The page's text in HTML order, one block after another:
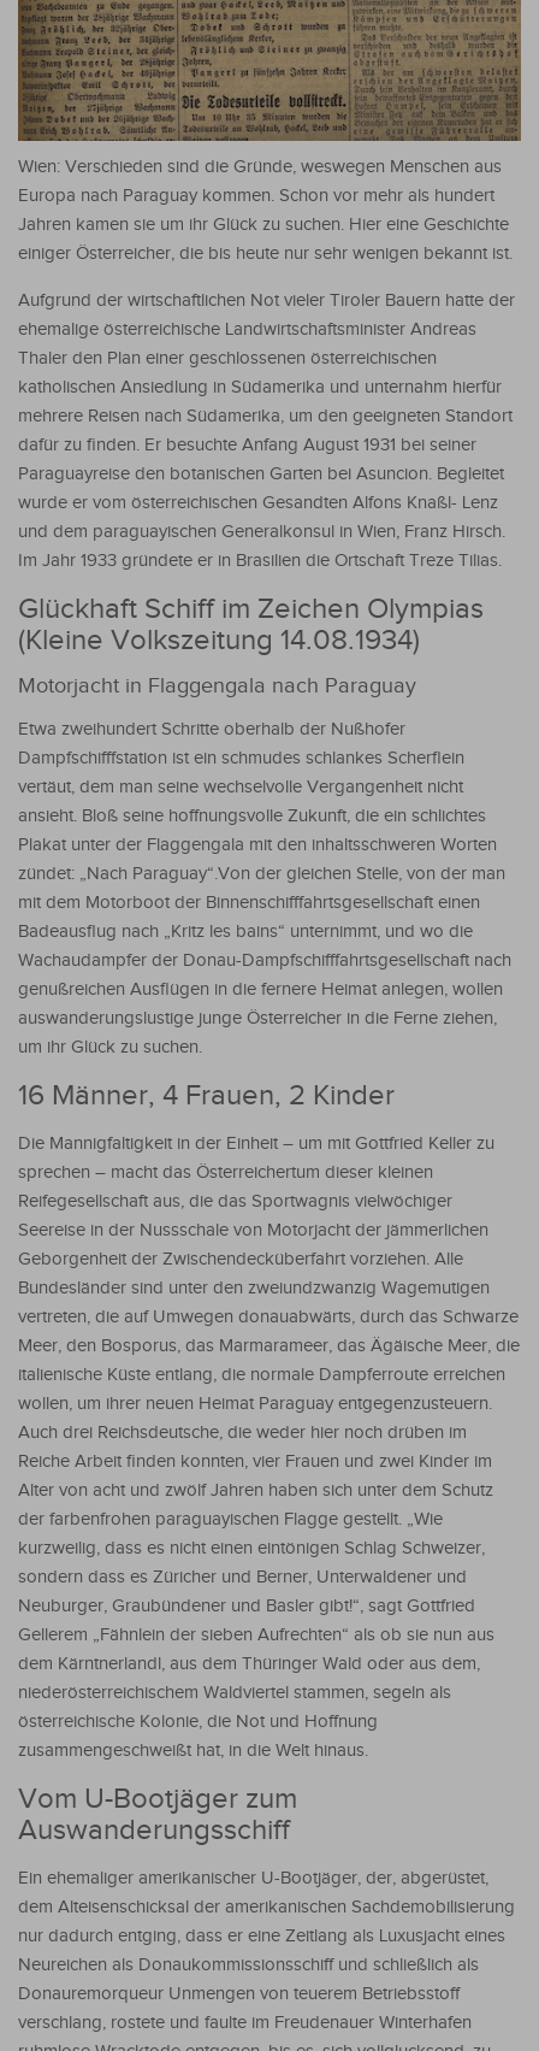
Wien: Verschieden sind die Gründe, weswegen Menschen aus
Europa nach Paraguay kommen. Schon vor mehr als hundert
Jahren kamen sie um ihr Glück zu suchen. Hier eine Geschichte
einiger Österreicher, die bis heute nur sehr wenigen bekannt ist.
Aufgrund der wirtschaftlichen Not vieler Tiroler Bauern hatte der
ehemalige österreichische Landwirtschaftsminister Andreas
Thaler den Plan einer geschlossenen österreichischen
katholischen Ansiedlung in Südamerika und unternahm hierfür
mehrere Reisen nach Südamerika, um den geeigneten Standort
dafür zu finden. Er besuchte Anfang August 1931 bei seiner
Paraguayreise den botanischen Garten bei Asuncion. Begleitet
wurde er vom österreichischen Gesandten Alfons Knaßl- Lenz
und dem paraguayischen Generalkonsul in Wien, Franz Hirsch.
Im Jahr 1933 gründete er in Brasilien die Ortschaft Treze Tilias.
Glückhaft Schiff im Zeichen Olympias
(Kleine Volkszeitung 14.08.1934)
Motorjacht in Flaggengala nach Paraguay
Etwa zweihundert Schritte oberhalb der Nußhofer
Dampfschifffstation ist ein schmudes schlankes Scherflein
vertäut, dem man seine wechselvolle Vergangenheit nicht
ansieht. Bloß seine hoffnungsvolle Zukunft, die ein schlichtes
Plakat unter der Flaggengala mit den inhaltsschweren Worten
zündet: „Nach Paraguay“.Von der gleichen Stelle, von der man
mit dem Motorboot der Binnenschifffahrtsgesellschaft einen
Badeausflug nach „Kritz les bains“ unternimmt, und wo die
Wachaudampfer der Donau-Dampfschifffahrtsgesellschaft nach
genußreichen Ausflügen in die fernere Heimat anlegen, wollen
auswanderungslustige junge Österreicher in die Ferne ziehen,
um ihr Glück zu suchen.
16 Männer, 4 Frauen, 2 Kinder
Die Mannigfaltigkeit in der Einheit – um mit Gottfried Keller zu
sprechen – macht das Österreichertum dieser kleinen
Reifegesellschaft aus, die das Sportwagnis vielwöchiger
Seereise in der Nussschale von Motorjacht der jämmerlichen
Geborgenheit der Zwischendecküberfahrt vorziehen. Alle
Bundesländer sind unter den zweiundzwanzig Wagemutigen
vertreten, die auf Umwegen donauabwärts, durch das Schwarze
Meer, den Bosporus, das Marmarameer, das Ägäische Meer, die
italienische Küste entlang, die normale Dampferroute erreichen
wollen, um ihrer neuen Heimat Paraguay entgegenzusteuern.
Auch drei Reichsdeutsche, die weder hier noch drüben im
Reiche Arbeit finden konnten, vier Frauen und zwei Kinder im
Alter von acht und zwölf Jahren haben sich unter dem Schutz
der farbenfrohen paraguayischen Flagge gestellt. „Wie
kurzweilig, dass es nicht einen eintönigen Schlag Schweizer,
sondern dass es Züricher und Berner, Unterwaldener und
Neuburger, Graubündener und Basler gibt!“, sagt Gottfried
Gellerem „Fähnlein der sieben Aufrechten“ als ob sie nun aus
dem Kärntnerlandl, aus dem Thüringer Wald oder aus dem,
niederösterreichischem Waldviertel stammen, segeln als
österreichische Kolonie, die Not und Hoffnung
zusammengeschweißt hat, in die Welt hinaus.
Vom U-Bootjäger zum
Auswanderungsschiff
Ein ehemaliger amerikanischer U-Bootjäger, der, abgerüstet,
dem Alteisenschicksal der amerikanischen Sachdemobilisierung
nur dadurch entging, dass er eine Zeitlang als Luxusjacht eines
Neureichen als Donaukommissionsschiff und schließlich als
Donauremorqueur Unmengen von teuerem Betriebsstoff
verschlang, rostete und faulte im Freudenauer Winterhafen